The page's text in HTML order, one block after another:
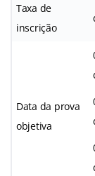
Taxa de
inscrição
Data da prova
objetiva